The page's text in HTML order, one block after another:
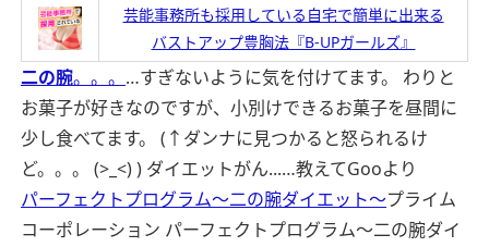
芸能事務所も採用している自宅で簡単に出来る
バストアップ豊胸法『B-UPガールズ』
二の腕。。。 …すぎないように気を付けてます。 わりと
お菓子が好きなのですが、小別けできるお菓子を昼間に
少し食べてます。 (↑ダンナに見つかると怒られるけ
ど。。。 (>_<) ) ダイエットがん...…教えてGooより
パーフェクトプログラム〜二の腕ダイエット〜プライム
コーポレーション パーフェクトプログラム〜二の腕ダイ